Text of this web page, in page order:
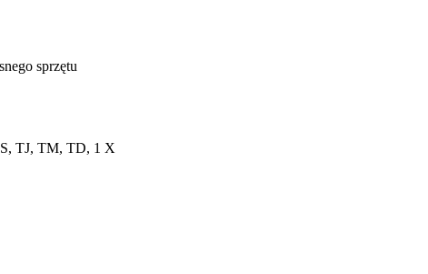
sprzętu
TJ, TM, TD, 1 X